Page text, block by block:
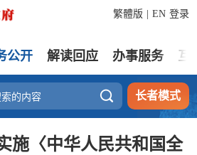
登录
繁體版 EN
公开 解读回应 办事服务 互
 长者模式
施〈中华人民共和国全